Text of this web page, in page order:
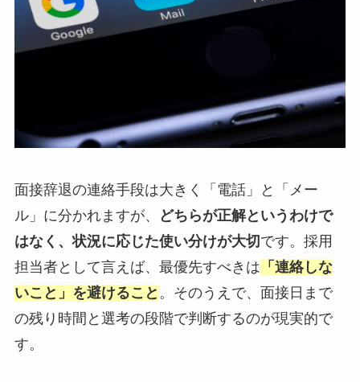
面接辞退の連絡手段は大きく「電話」と「メー
ル」に分かれますが、
どちらが正解というわけで
はなく、状況に応じた使い分けが大切です。採用
担当者として言えば、最優先すべきは 「連絡しな
いこと」を避けること 。そのうえで、面接日まで
の残り時間と選考の段階で判断するのが現実的で
す。